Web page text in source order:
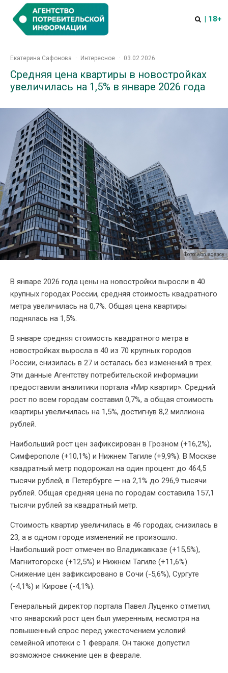
| 18+
Екатерина Сафонова · Интересное · 03.02.2026
Средняя цена квартиры в новостройках
увеличилась на 1,5% в январе 2026 года
Фото: abn.agency
В январе 2026 года цены на новостройки выросли в 40
крупных городах России, средняя стоимость квадратного
метра увеличилась на 0,7%. Общая цена квартиры
поднялась на 1,5%.
В январе средняя стоимость квадратного метра в
новостройках выросла в 40 из 70 крупных городов
России, снизилась в 27 и осталась без изменений в трех.
Эти данные Агентству потребительской информации
предоставили аналитики портала «Мир квартир». Средний
рост по всем городам составил 0,7%, а общая стоимость
квартиры увеличилась на 1,5%, достигнув 8,2 миллиона
рублей.
Наибольший рост цен зафиксирован в Грозном (+16,2%),
Симферополе (+10,1%) и Нижнем Тагиле (+9,9%). В Москве
квадратный метр подорожал на один процент до 464,5
тысячи рублей, в Петербурге — на 2,1% до 296,9 тысячи
рублей. Общая средняя цена по городам составила 157,1
тысячи рублей за квадратный метр.
Стоимость квартир увеличилась в 46 городах, снизилась в
23, а в одном городе изменений не произошло.
Наибольший рост отмечен во Владикавказе (+15,5%),
Магнитогорске (+12,5%) и Нижнем Тагиле (+11,6%).
Снижение цен зафиксировано в Сочи (-5,6%), Сургуте
(-4,1%) и Кирове (-4,1%).
Генеральный директор портала Павел Луценко отметил,
что январский рост цен был умеренным, несмотря на
повышенный спрос перед ужесточением условий
семейной ипотеки с 1 февраля. Он также допустил
возможное снижение цен в феврале.